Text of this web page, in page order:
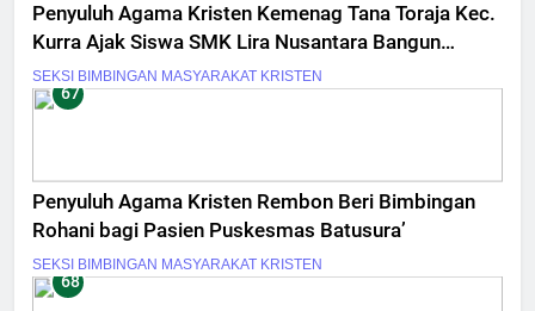
Penyuluh Agama Kristen Kemenag Tana Toraja Kec.
Kurra Ajak Siswa SMK Lira Nusantara Bangun
Motivasi Diri
SEKSI BIMBINGAN MASYARAKAT KRISTEN
67
Penyuluh Agama Kristen Rembon Beri Bimbingan
Rohani bagi Pasien Puskesmas Batusura’
SEKSI BIMBINGAN MASYARAKAT KRISTEN
68